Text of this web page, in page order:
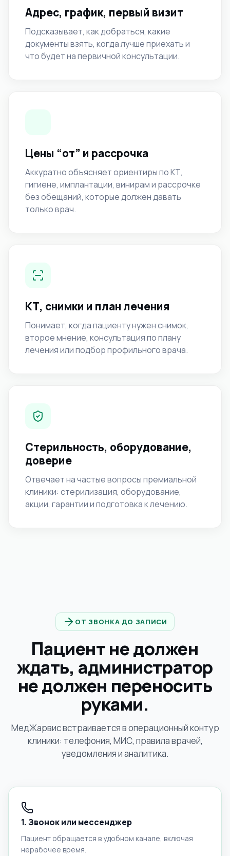
Адрес, график, первый визит
Подсказывает, как добраться, какие
документы взять, когда лучше приехать и
что будет на первичной консультации.
Цены “от” и рассрочка
Аккуратно объясняет ориентиры по КТ,
гигиене, имплантации, винирам и рассрочке
без обещаний, которые должен давать
только врач.
КТ, снимки и план лечения
Понимает, когда пациенту нужен снимок,
второе мнение, консультация по плану
лечения или подбор профильного врача.
Стерильность, оборудование,
доверие
Отвечает на частые вопросы премиальной
клиники: стерилизация, оборудование,
акции, гарантии и подготовка к лечению.
ОТ ЗВОНКА ДО ЗАПИСИ
Пациент не должен
ждать, администратор
не должен переносить
руками.
МедЖарвис встраивается в операционный контур
клиники: телефония, МИС, правила врачей,
уведомления и аналитика.
1. Звонок или мессенджер
Пациент обращается в удобном канале, включая
нерабочее время.